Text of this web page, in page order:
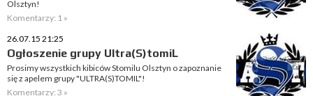
Olsztyn!
Komentarzy: 1 »
26.07.15 21:25
Ogłoszenie grupy Ultra(S)tomiL
Prosimy wszystkich kibiców Stomilu Olsztyn o zapoznanie
się z apelem grupy "ULTRA(S)TOMIL"!
Komentarzy: 3 »